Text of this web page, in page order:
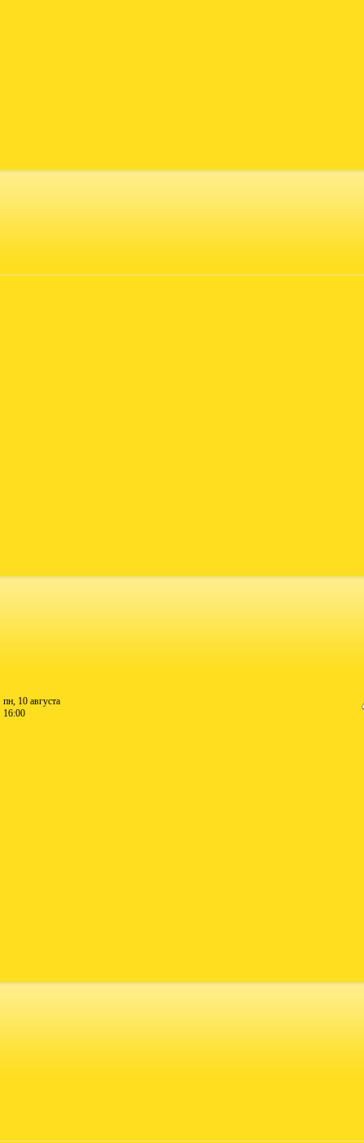
пн, 10 августа
16:00